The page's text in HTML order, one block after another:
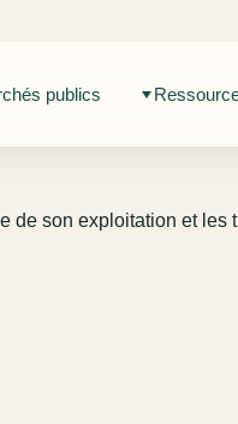
publics
son exploitation et